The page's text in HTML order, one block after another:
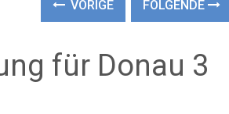
VORIGE FOLGENDE
für Donau 3